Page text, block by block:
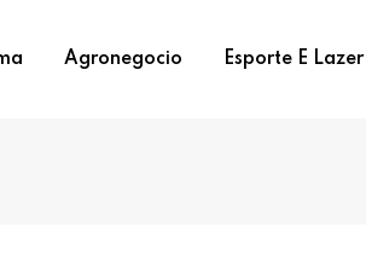
Agronegocio Esporte E Lazer